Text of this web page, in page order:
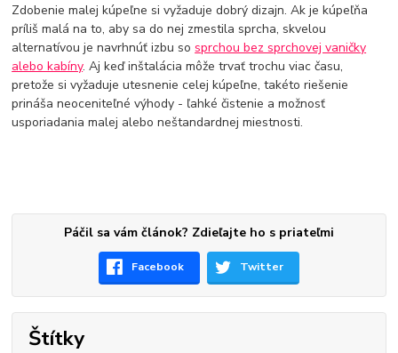
Zdobenie malej kúpeľne si vyžaduje dobrý dizajn. Ak je kúpeľňa
príliš malá na to, aby sa do nej zmestila sprcha, skvelou
alternatívou je navrhnúť izbu sosprchou bez sprchovej vaničky
alebo kabíny. Aj keď inštalácia môže trvať trochu viac času,
pretože si vyžaduje utesnenie celej kúpeľne, takéto riešenie
prináša neoceniteľné výhody - ľahké čistenie a možnosť
usporiadania malej alebo neštandardnej miestnosti.
Páčil sa vám článok? Zdieľajte ho s priateľmi
Facebook Twitter
Štítky